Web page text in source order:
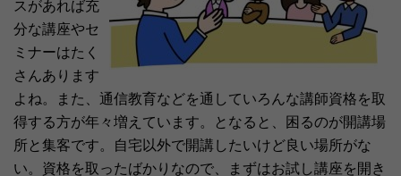
スがあれば充
分な講座やセ
ミナーはたく
さんあります
よね。また、通信教育などを通していろんな講師資格を取
得する方が年々増えています。となると、困るのが開講場
所と集客です。自宅以外で開講したいけど良い場所がな
い。資格を取ったばかりなので、まずはお試し講座を開き